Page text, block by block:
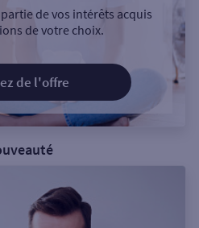
de vos intérêts acquis
de votre choix.
de l'offre